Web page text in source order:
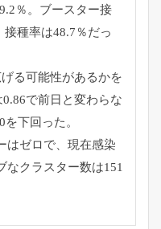
％。 ブースター接
接種率は48.7％だっ
る可能性があるかを
0.86で前日と変わらな
下回った。
ゼロで、 現在感染
なクラスター数は151